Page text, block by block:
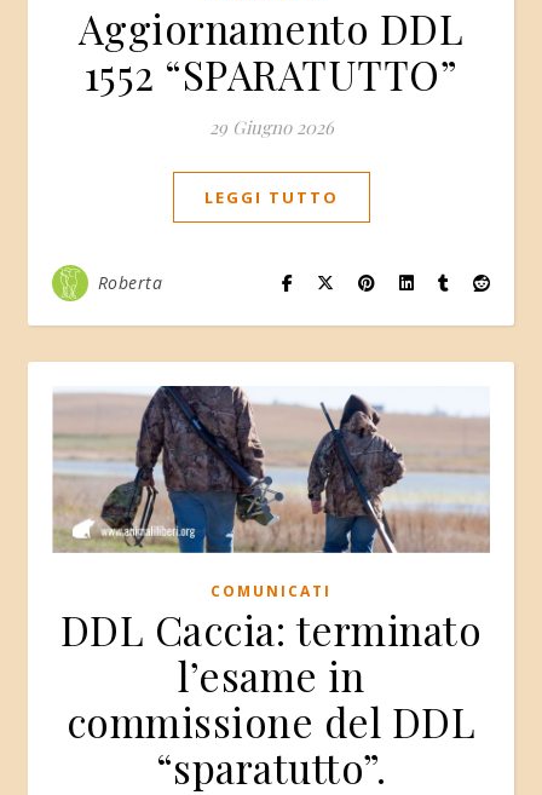
Aggiornamento DDL
1552 “SPARATUTTO”
29 Giugno 2026
LEGGI TUTTO
Roberta
COMUNICATI
DDL Caccia: terminato
l’esame in
commissione del DDL
“sparatutto”.